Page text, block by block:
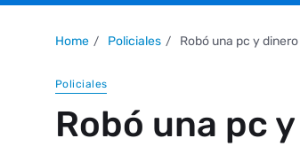
Home Policiales Robó una pc y
Policiales
Robó una pc